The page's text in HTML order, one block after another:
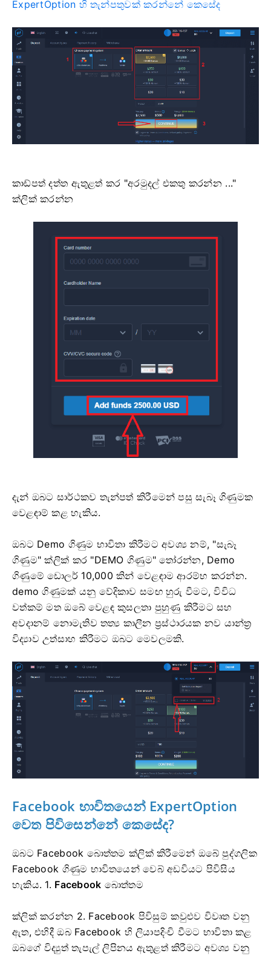
ExpertOption හි තැන්පතුවක් කරන්නේ කෙසේද
කාඩ්පත් දත්ත ඇතුළත් කර "අරමුදල් එකතු කරන්න ..."
ක්ලික් කරන්න
දැන් ඔබට සාර්ථකව තැන්පත් කිරීමෙන් පසු සැබෑ ගිණුමක
වෙළඳාම් කළ හැකිය.
ඔබට Demo ගිණුම භාවිතා කිරීමට අවශ්‍ය නම්, "සැබෑ
ගිණුම" ක්ලික් කර "DEMO ගිණුම" තෝරන්න, Demo
ගිණුමේ ඩොලර් 10,000 කින් වෙළඳාම ආරම්භ කරන්න.
demo ගිණුමක් යනු වේදිකාව සමඟ හුරු වීමට, විවිධ
වත්කම් මත ඔබේ වෙළඳ කුසලතා පුහුණු කිරීමට සහ
අවදානම් නොමැතිව තත්‍ය කාලීන ප්‍රස්ථාරයක නව යාන්ත්‍ර
විද්‍යාව උත්සාහ කිරීමට ඔබට මෙවලමකි.
Facebook භාවිතයෙන් ExpertOption
වෙත පිවිසෙන්නේ කෙසේද?
ඔබට Facebook බොත්තම ක්ලික් කිරීමෙන් ඔබේ පුද්ගලික
Facebook ගිණුම භාවිතයෙන් වෙබ් අඩවියට පිවිසිය
හැකිය. 1. Facebook බොත්තම
ක්ලික් කරන්න 2. Facebook පිවිසුම් කවුළුව විවෘත වනු
ඇත, එහිදී ඔබ Facebook හි ලියාපදිංචි වීමට භාවිතා කළ
ඔබගේ විද්‍යුත් තැපැල් ලිපිනය ඇතුළත් කිරීමට අවශ්‍ය වනු